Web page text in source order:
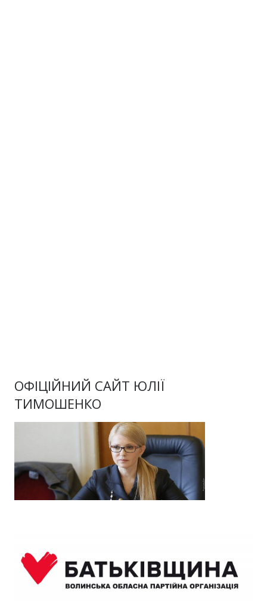
ОФІЦІЙНИЙ САЙТ ЮЛІЇ
ТИМОШЕНКО